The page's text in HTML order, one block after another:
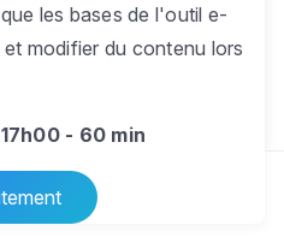
site dynamique
les bases de l'outil e-
modifier du contenu lors
- 60 min